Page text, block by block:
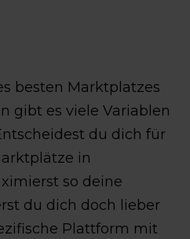
besten Marktplatzes
gibt es viele Variablen
du dich für
in
so deine
du dich doch lieber
Plattform mit